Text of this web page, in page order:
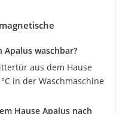
waschbar?
aus dem Hause
in der Waschmaschine
Hause Apalus nach